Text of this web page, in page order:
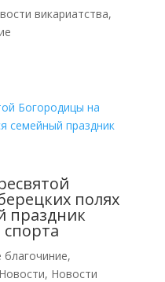
викариатства,
полях
праздник
спорта
благочиние,
Новости, Новости